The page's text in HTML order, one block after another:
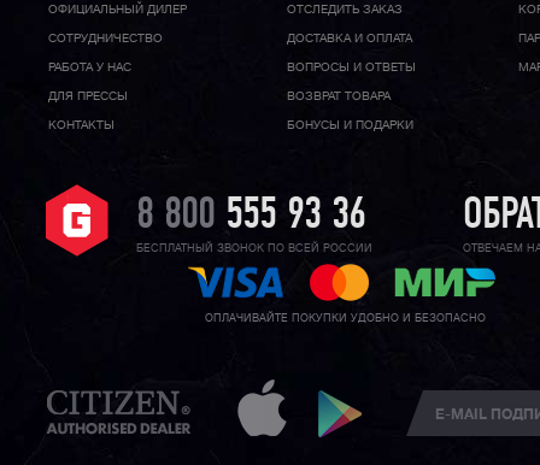
ОФИЦИАЛЬНЫЙ ДИЛЕР
CОТРУДНИЧЕСТВО
РАБОТА У НАС
ДЛЯ ПРЕССЫ
КОНТАКТЫ
ОТСЛЕДИТЬ ЗАКАЗ
ДОСТАВКА И ОПЛАТА
ВОПРОСЫ И ОТВЕТЫ
ВОЗВРАТ ТОВАРА
БОНУСЫ И ПОДАРКИ
8 800 555 93 36
БЕСПЛАТНЫЙ ЗВОНОК ПО ВСЕЙ РОССИИ ОТВЕЧАЕМ
ОПЛАЧИВАЙТЕ ПОКУПКИ УДОБНО И БЕЗОПАСНО